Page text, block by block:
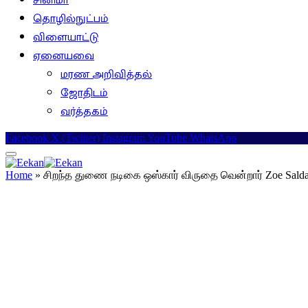
தொழில்நுட்பம்
விளையாட்டு
ஏனையவை
மரண அறிவித்தல்
ஜோதிடம்
வர்த்தகம்
Facebook X (Twitter) InstagramYouTube WhatsApp
Home » சிறந்த துணை நடிகை ஒஸ்கார் விருதை வென்றார் Zoe